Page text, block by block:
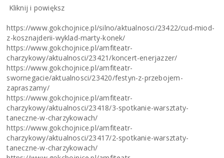
Kliknij i powiększ
https://www.gokchojnice.pl/silno/aktualnosci/23422/cud-miod-
z-kosznajderii-wyklad-marty-konek/
https://www.gokchojnice.pl/amfiteatr-
charzykowy/aktualnosci/23421/koncert-enerjazzer/
https://www.gokchojnice.pl/amfiteatr-
swornegacie/aktualnosci/23420/festyn-z-przebojem-
zapraszamy/
https://www.gokchojnice.pl/amfiteatr-
charzykowy/aktualnosci/23418/3-spotkanie-warsztaty-
taneczne-w-charzykowach/
https://www.gokchojnice.pl/amfiteatr-
charzykowy/aktualnosci/23417/2-spotkanie-warsztaty-
taneczne-w-charzykowach/